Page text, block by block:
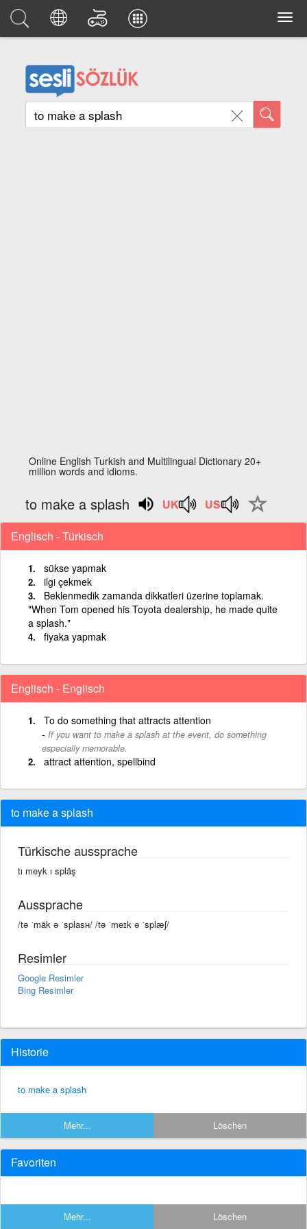
Online English Turkish and Multilingual Dictionary 20+
million words and idioms.
to make a splash
Englisch - Türkisch
sükse yapmak
ilgi çekmek
Beklenmedik zamanda dikkatleri üzerine toplamak.
"When Tom opened his Toyota dealership, he made quite
a splash."
fiyaka yapmak
Englisch - Englisch
To do something that attracts attention
If you want to make a splash at the event, do something
especially memorable.
attract attention, spellbind
to make a splash
Türkische aussprache
tı meyk ı spläş
Aussprache
/tə ˈmāk ə ˈsplasʜ/ /tə ˈmeɪk ə ˈsplæʃ/
Resimler
Google Resimler
Bing Resimler
Historie
to make a splash
Mehr... Löschen
Favoriten
Mehr... Löschen